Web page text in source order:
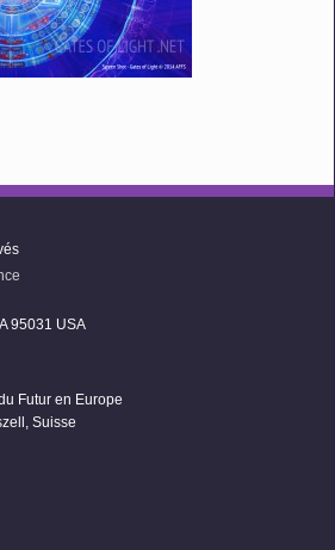
95031 USA
Futur en Europe
Suisse